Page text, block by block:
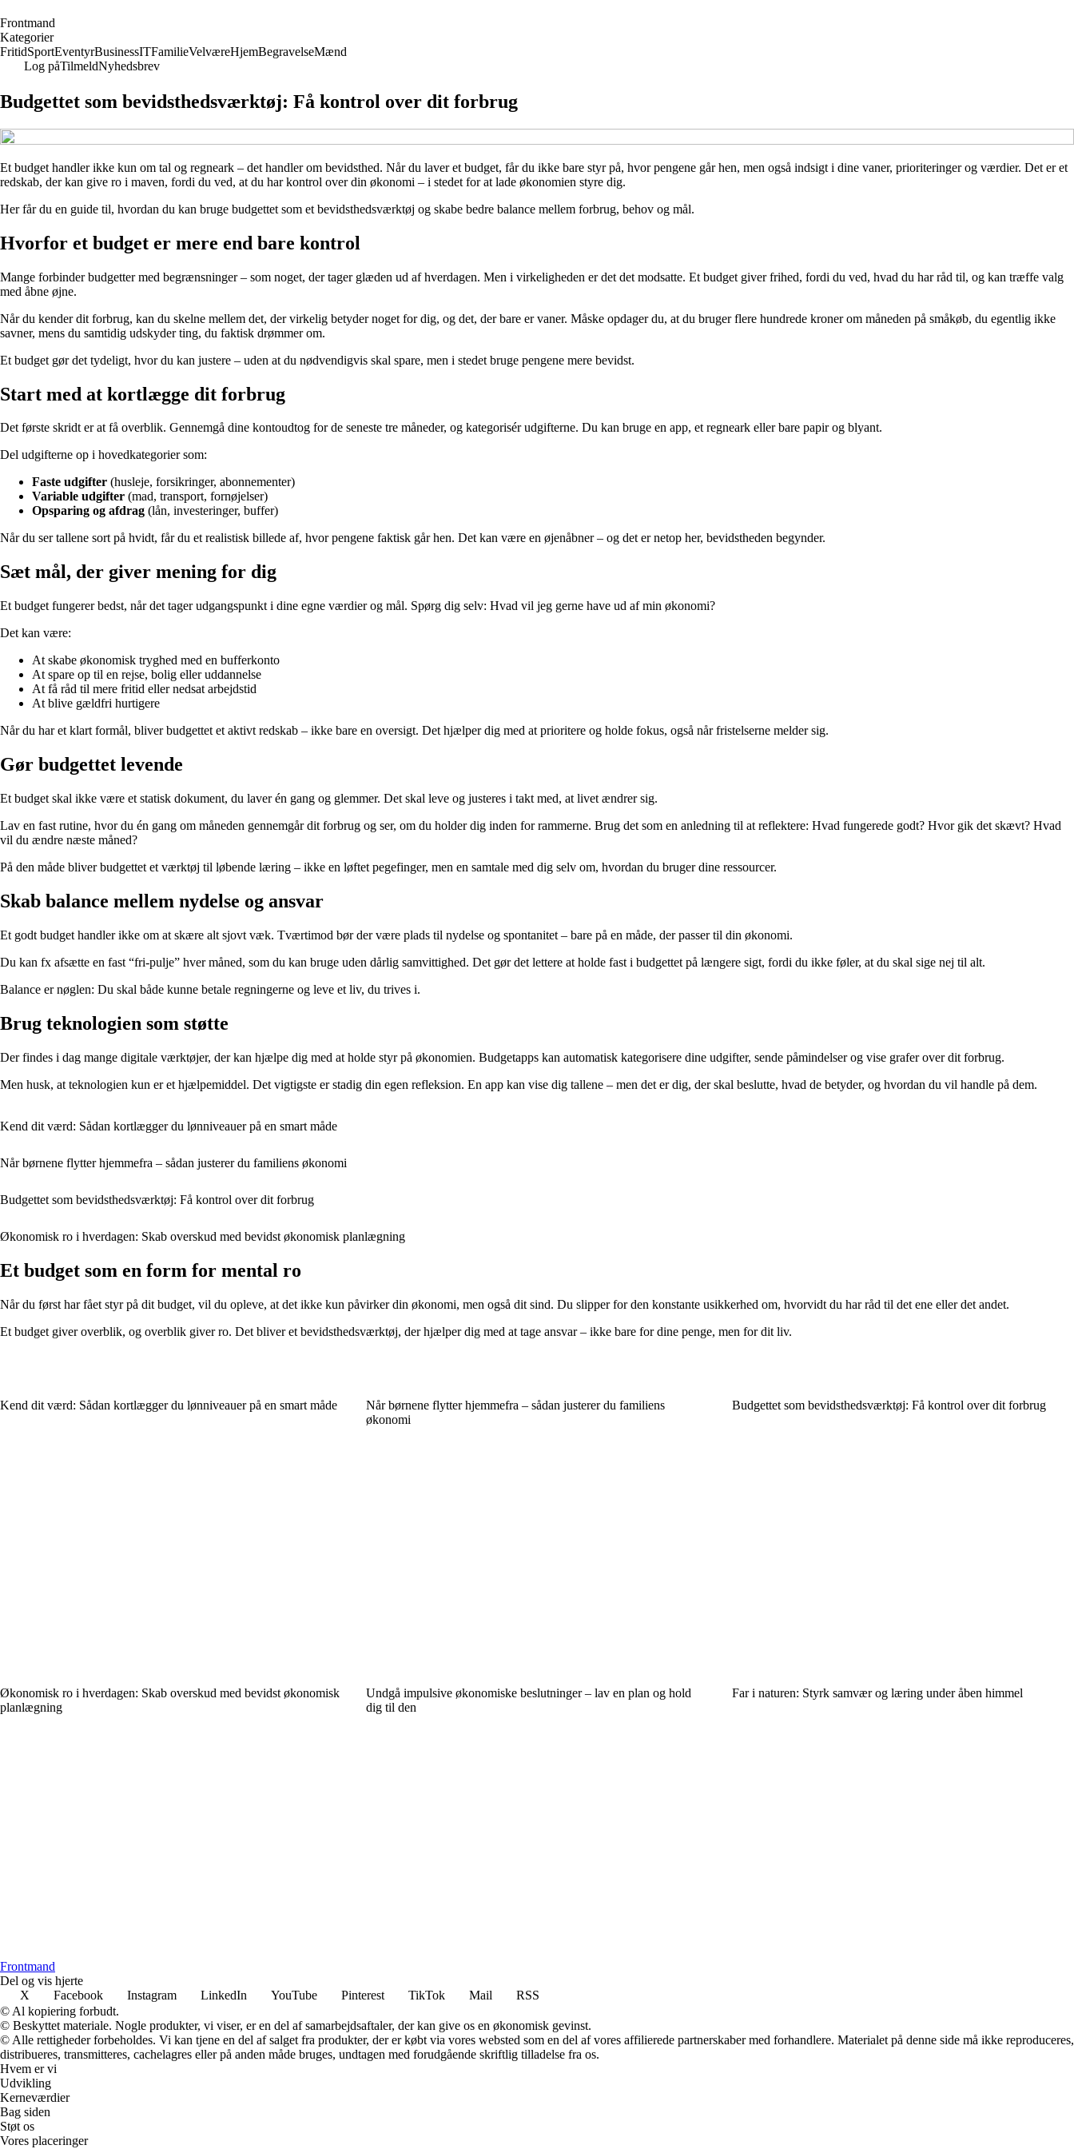
Frontmand
Kategorier
FritidSportEventyrBusinessITFamilieVelværeHjemBegravelseMænd
Log påTilmeldNyhedsbrev
Budgettet som bevidsthedsværktøj: Få kontrol over dit forbrug
Et budget handler ikke kun om tal og regneark – det handler om bevidsthed. Når du laver et budget, får du ikke bare styr på, hvor pengene går hen, men også indsigt i dine vaner, prioriteringer og værdier. Det er et
redskab, der kan give ro i maven, fordi du ved, at du har kontrol over din økonomi – i stedet for at lade økonomien styre dig.
Her får du en guide til, hvordan du kan bruge budgettet som et bevidsthedsværktøj og skabe bedre balance mellem forbrug, behov og mål.
Hvorfor et budget er mere end bare kontrol
Mange forbinder budgetter med begrænsninger – som noget, der tager glæden ud af hverdagen. Men i virkeligheden er det det modsatte. Et budget giver frihed, fordi du ved, hvad du har råd til, og kan træffe valg
med åbne øjne.
Når du kender dit forbrug, kan du skelne mellem det, der virkelig betyder noget for dig, og det, der bare er vaner. Måske opdager du, at du bruger flere hundrede kroner om måneden på småkøb, du egentlig ikke
savner, mens du samtidig udskyder ting, du faktisk drømmer om.
Et budget gør det tydeligt, hvor du kan justere – uden at du nødvendigvis skal spare, men i stedet bruge pengene mere bevidst.
Start med at kortlægge dit forbrug
Det første skridt er at få overblik. Gennemgå dine kontoudtog for de seneste tre måneder, og kategorisér udgifterne. Du kan bruge en app, et regneark eller bare papir og blyant.
Del udgifterne op i hovedkategorier som:
Faste udgifter (husleje, forsikringer, abonnementer)
Variable udgifter (mad, transport, fornøjelser)
Opsparing og afdrag (lån, investeringer, buffer)
Når du ser tallene sort på hvidt, får du et realistisk billede af, hvor pengene faktisk går hen. Det kan være en øjenåbner – og det er netop her, bevidstheden begynder.
Sæt mål, der giver mening for dig
Et budget fungerer bedst, når det tager udgangspunkt i dine egne værdier og mål. Spørg dig selv: Hvad vil jeg gerne have ud af min økonomi?
Det kan være:
At skabe økonomisk tryghed med en bufferkonto
At spare op til en rejse, bolig eller uddannelse
At få råd til mere fritid eller nedsat arbejdstid
At blive gældfri hurtigere
Når du har et klart formål, bliver budgettet et aktivt redskab – ikke bare en oversigt. Det hjælper dig med at prioritere og holde fokus, også når fristelserne melder sig.
Gør budgettet levende
Et budget skal ikke være et statisk dokument, du laver én gang og glemmer. Det skal leve og justeres i takt med, at livet ændrer sig.
Lav en fast rutine, hvor du én gang om måneden gennemgår dit forbrug og ser, om du holder dig inden for rammerne. Brug det som en anledning til at reflektere: Hvad fungerede godt? Hvor gik det skævt? Hvad
vil du ændre næste måned?
På den måde bliver budgettet et værktøj til løbende læring – ikke en løftet pegefinger, men en samtale med dig selv om, hvordan du bruger dine ressourcer.
Skab balance mellem nydelse og ansvar
Et godt budget handler ikke om at skære alt sjovt væk. Tværtimod bør der være plads til nydelse og spontanitet – bare på en måde, der passer til din økonomi.
Du kan fx afsætte en fast “fri-pulje” hver måned, som du kan bruge uden dårlig samvittighed. Det gør det lettere at holde fast i budgettet på længere sigt, fordi du ikke føler, at du skal sige nej til alt.
Balance er nøglen: Du skal både kunne betale regningerne og leve et liv, du trives i.
Brug teknologien som støtte
Der findes i dag mange digitale værktøjer, der kan hjælpe dig med at holde styr på økonomien. Budgetapps kan automatisk kategorisere dine udgifter, sende påmindelser og vise grafer over dit forbrug.
Men husk, at teknologien kun er et hjælpemiddel. Det vigtigste er stadig din egen refleksion. En app kan vise dig tallene – men det er dig, der skal beslutte, hvad de betyder, og hvordan du vil handle på dem.
Kend dit værd: Sådan kortlægger du lønniveauer på en smart måde
Når børnene flytter hjemmefra – sådan justerer du familiens økonomi
Budgettet som bevidsthedsværktøj: Få kontrol over dit forbrug
Økonomisk ro i hverdagen: Skab overskud med bevidst økonomisk planlægning
Et budget som en form for mental ro
Når du først har fået styr på dit budget, vil du opleve, at det ikke kun påvirker din økonomi, men også dit sind. Du slipper for den konstante usikkerhed om, hvorvidt du har råd til det ene eller det andet.
Et budget giver overblik, og overblik giver ro. Det bliver et bevidsthedsværktøj, der hjælper dig med at tage ansvar – ikke bare for dine penge, men for dit liv.
Kend dit værd: Sådan kortlægger du lønniveauer på en smart måde
Når børnene flytter hjemmefra – sådan justerer du familiens
økonomi
Budgettet som bevidsthedsværktøj: Få kontrol over dit forbrug
Økonomisk ro i hverdagen: Skab overskud med bevidst økonomisk
planlægning
Undgå impulsive økonomiske beslutninger – lav en plan og hold
dig til den
Far i naturen: Styrk samvær og læring under åben himmel
Frontmand
Del og vis hjerte
X
Facebook Instagram LinkedIn YouTube Pinterest TikTok Mail
RSS
© Al kopiering forbudt.
© Beskyttet materiale. Nogle produkter, vi viser, er en del af samarbejdsaftaler, der kan give os en økonomisk gevinst.
© Alle rettigheder forbeholdes. Vi kan tjene en del af salget fra produkter, der er købt via vores websted som en del af vores affilierede partnerskaber med forhandlere. Materialet på denne side må ikke reproduceres,
distribueres, transmitteres, cachelagres eller på anden måde bruges, undtagen med forudgående skriftlig tilladelse fra os.
Hvem er vi
Udvikling
Kerneværdier
Bag siden
Støt os
Vores placeringer